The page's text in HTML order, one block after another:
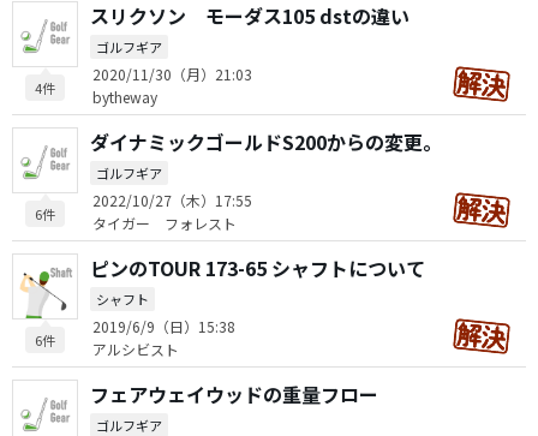
4件
スリクソン モーダス105 dstの違い
ゴルフギア
2020/11/30（月）21:03
bytheway
6件
ダイナミックゴールドS200からの変更。
ゴルフギア
2022/10/27（木）17:55
タイガー フォレスト
6件
ピンのTOUR 173-65 シャフトについて
シャフト
2019/6/9（日）15:38
アルシビスト
フェアウェイウッドの重量フロー
ゴルフギア